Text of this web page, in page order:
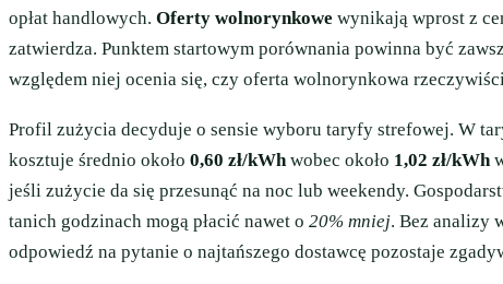
opłat handlowych. Oferty wolnorynkowe wynikają wprost z
zatwierdza. Punktem startowym porównania powinna być
względem niej ocenia się, czy oferta wolnorynkowa
Profil zużycia decyduje o sensie wyboru taryfy strefowej. W
kosztuje średnio około 0,60 zł/kWhwobec około 1,02 zł/kWh
jeśli zużycie da się przesunąć na noc lub weekendy.
tanich godzinach mogą płacić nawet o 20% mniej. Bez analizy
odpowiedź na pytanie o najtańszego dostawcę pozostaje